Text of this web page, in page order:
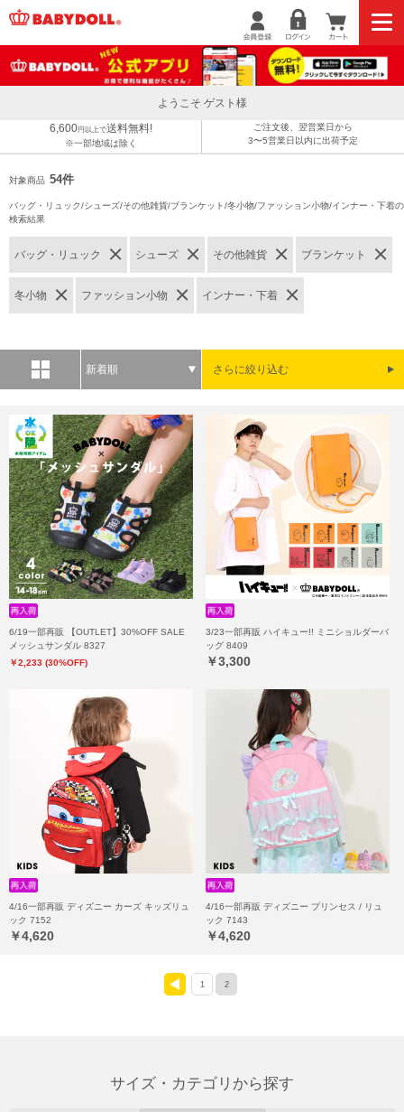
ようこそ ゲスト様
6,600円以上で送料無料!
※一部地域は除く
ご注文後、翌営業日から
3〜5営業日以内に出荷予定
対象商品 54件
バッグ・リュック/シューズ/その他雑貨/ブランケット/冬小物/ファッション小物/インナー・下着の
検索結果
バッグ・リュック シューズ その他雑貨 ブランケット
冬小物 ファッション小物 インナー・下着
新着順 さらに絞り込む
6/19一部再販 【OUTLET】30%OFF SALE
メッシュサンダル 8327
￥2,233 (30%OFF)
3/23一部再販 ハイキュー!! ミニショルダーバ
ッグ 8409
￥3,300
4/16一部再販 ディズニー カーズ キッズリュ
ック 7152
￥4,620
4/16一部再販 ディズニー プリンセス / リュ
ック 7143
￥4,620
1 2
サイズ・カテゴリから探す